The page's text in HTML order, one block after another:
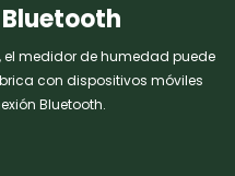
el medidor de humedad puede
con dispositivos móviles
Bluetooth.